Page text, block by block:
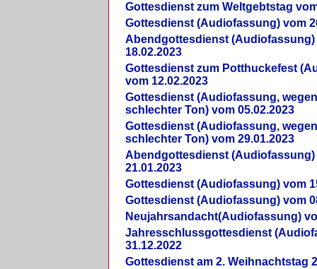
Gottesdienst zum Weltgebtstag
Gottesdienst (Audiofassung) vom
Abendgottesdienst (Audiofassung)
18.02.2023
Gottesdienst zum Potthuckefest
vom 12.02.2023
Gottesdienst (Audiofassung,
schlechter Ton) vom 05.02.2023
Gottesdienst (Audiofassung,
schlechter Ton) vom 29.01.2023
Abendgottesdienst (Audiofassung)
21.01.2023
Gottesdienst (Audiofassung) vom
Gottesdienst (Audiofassung) vom
Neujahrsandacht(Audiofassung)
Jahresschlussgottesdienst
31.12.2022
Gottesdienst am 2. Weihnachtstag